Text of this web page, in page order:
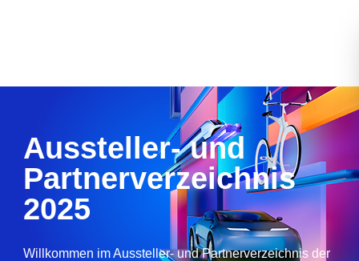
Aussteller- und
Partnerverzeichnis
2025
Willkommen im Aussteller- und Partnerverzeichnis der